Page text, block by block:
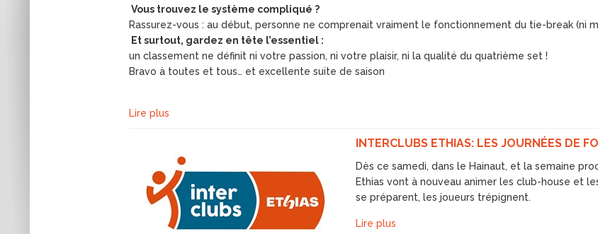
Vous trouvez le système compliqué ?
Rassurez-vous : au début, personne ne comprenait vraiment le fonctionnement du tie-break (ni
Et surtout, gardez en tête l’essentiel :
un classement ne définit ni votre passion, ni votre plaisir, ni la qualité du quatrième set !
Bravo à toutes et tous… et excellente suite de saison
Lire plus
INTERCLUBS ETHIAS: LES JOURNÉES DE
Dès ce samedi, dans le Hainaut, et la semaine
Ethias vont à nouveau animer les club-house et
se préparent, les joueurs trépignent.
Lire plus